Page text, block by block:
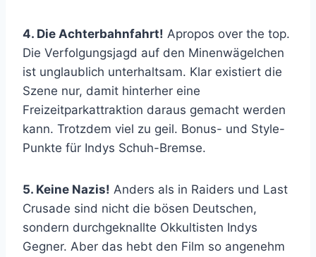
4. Die Achterbahnfahrt! Apropos over the top.
Die Verfolgungsjagd auf den Minenwägelchen
ist unglaublich unterhaltsam. Klar existiert die
Szene nur, damit hinterher eine
Freizeitparkattraktion daraus gemacht werden
kann. Trotzdem viel zu geil. Bonus- und Style-
Punkte für Indys Schuh-Bremse.
5. Keine Nazis! Anders als in Raiders und Last
Crusade sind nicht die bösen Deutschen,
sondern durchgeknallte Okkultisten Indys
Gegner. Aber das hebt den Film so angenehm